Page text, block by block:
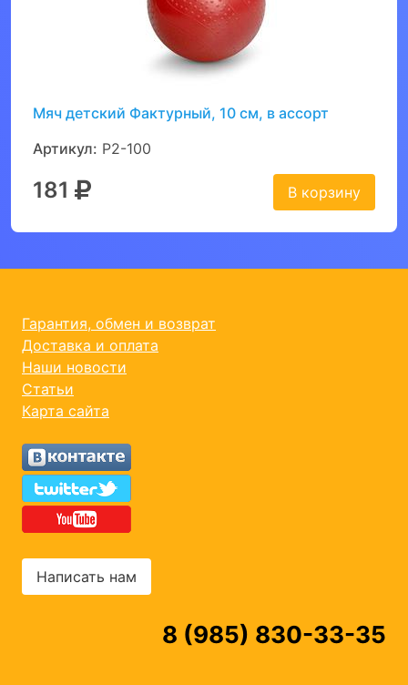
Мяч детский Фактурный, 10 см, в ассорт
Артикул: Р2-100
181 В корзину
Гарантия, обмен и возврат
Доставка и оплата
Наши новости
Статьи
Карта сайта
Написать нам
8 (985) 830-33-35